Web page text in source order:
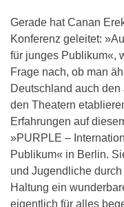
Gerade hat Canan
Konferenz geleitet:
für junges Publikum«,
Frage nach, ob man
Deutschland auch
den Theatern
Erfahrungen auf
»PURPLE –
Publikum« in Berlin.
und Jugendliche
Haltung ein
eigentlich für alles